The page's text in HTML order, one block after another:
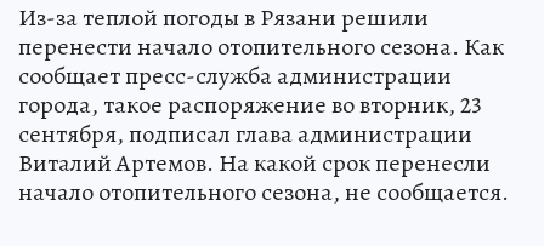
Из-за теплой погоды в Рязани решили
перенести начало отопительного сезона. Как
сообщает пресс-служба администрации
города, такое распоряжение во вторник, 23
сентября, подписал глава администрации
Виталий Артемов. На какой срок перенесли
начало отопительного сезона, не сообщается.